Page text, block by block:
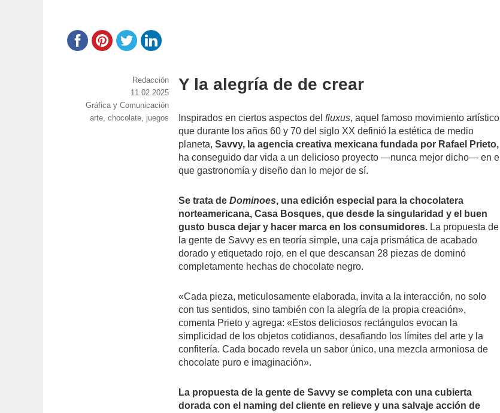
Y la alegría de de crear
Inspirados en ciertos aspectos delfluxus, aquel famoso movimiento artístico
que durante los años 60 y 70 del siglo XX definió la estética de medio
planeta, Savvy, la agencia creativa mexicana fundada por Rafael Prieto,
ha conseguido dar vida a un delicioso proyecto —nunca mejor dicho— en el
que gastronomía y diseño dan lo mejor de sí.
Se trata deDominoes, una edición especial para la chocolatera
norteamericana, Casa Bosques, que desde la singularidad y el buen
gusto busca dejar y hacer marca en los consumidores. La propuesta de
la gente de Savvy es en teoría simple, una caja prismática de acabado
dorado y etiquetado rojo, en el que descansan 28 piezas de dominó
completamente hechas de chocolate negro.
«Cada pieza, meticulosamente elaborada, invita a la interacción, no solo
con tus sentidos, sino también con la alegría de la propia creación»,
comenta Prieto y agrega: «Estos deliciosos rectángulos evocan la
simplicidad de los objetos cotidianos, desafiando los límites del arte y la
confitería. Cada bocado revela un sabor único, una mezcla armoniosa de
chocolate puro e imaginación».
La propuesta de la gente de Savvy se completa con una cubierta
dorada con el naming del cliente en relieve y una salvaje acción de
https://www.experimenta.es/author/redaccion/
Redacción
Publicado
el
11.02.2025
Categorías
Gráfica y Comunicación
Etiquetas
arte,chocolate, juegos